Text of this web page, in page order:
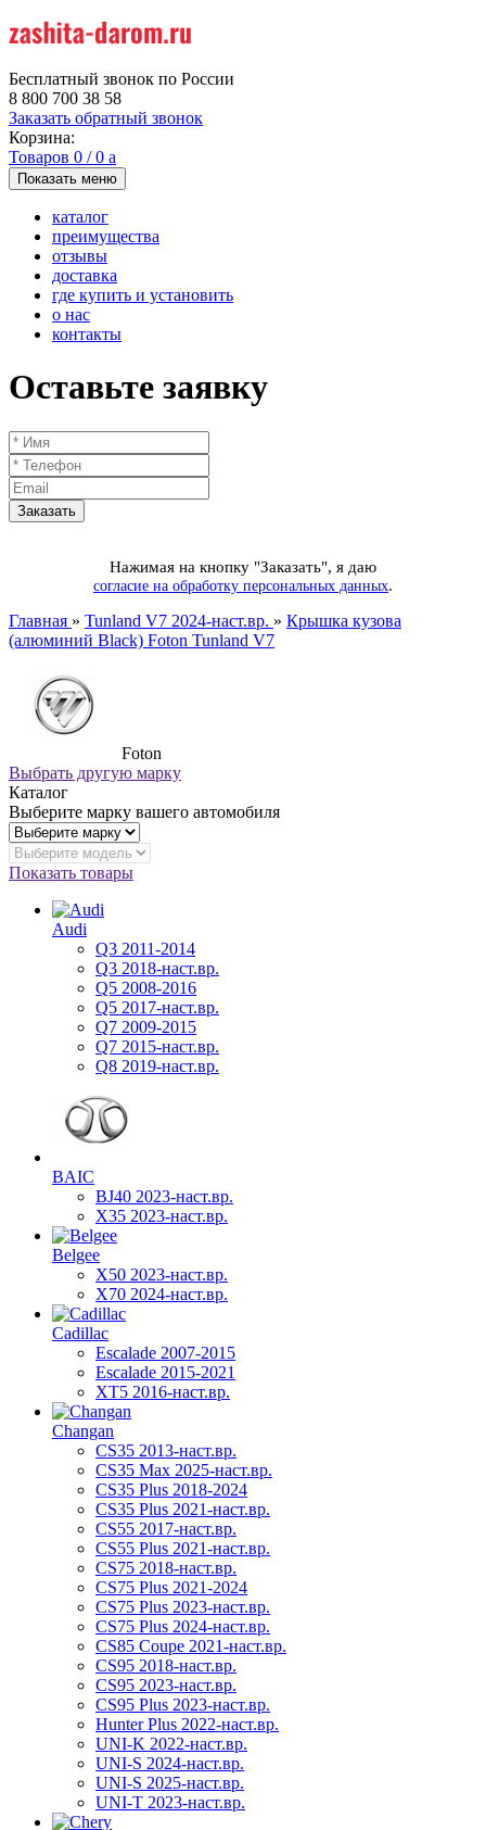
Бесплатный звонок по России
8 800 700 38 58
Заказать обратный звонок
Корзина:
Товаров 0 /0 a
Показать меню
каталог
преимущества
отзывы
доставка
где купить и установить
о нас
контакты
Оставьте заявку
Нажимая на кнопку "Заказать", я даю
согласие на обработку персональных данных.
Главная » Tunland V7 2024-наст.вр. » Крышка кузова
(алюминий Black) Foton Tunland V7
Foton
Выбрать другую марку
Каталог
Выберите марку вашего автомобиля
Показать товары
Audi
Q3 2011-2014
Q3 2018-наст.вр.
Q5 2008-2016
Q5 2017-наст.вр.
Q7 2009-2015
Q7 2015-наст.вр.
Q8 2019-наст.вр.
BAIC
BJ40 2023-наст.вр.
X35 2023-наст.вр.
Belgee
X50 2023-наст.вр.
X70 2024-наст.вр.
Cadillac
Escalade 2007-2015
Escalade 2015-2021
XT5 2016-наст.вр.
Changan
CS35 2013-наст.вр.
CS35 Max 2025-наст.вр.
CS35 Plus 2018-2024
CS35 Plus 2021-наст.вр.
CS55 2017-наст.вр.
CS55 Plus 2021-наст.вр.
CS75 2018-наст.вр.
CS75 Plus 2021-2024
CS75 Plus 2023-наст.вр.
CS75 Plus 2024-наст.вр.
CS85 Coupe 2021-наст.вр.
CS95 2018-наст.вр.
CS95 2023-наст.вр.
CS95 Plus 2023-наст.вр.
Hunter Plus 2022-наст.вр.
UNI-K 2022-наст.вр.
UNI-S 2024-наст.вр.
UNI-S 2025-наст.вр.
UNI-T 2023-наст.вр.